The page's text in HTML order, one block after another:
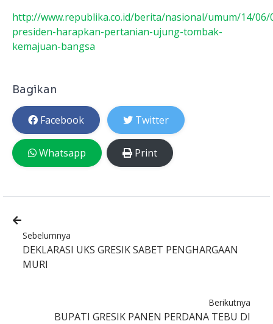
http://www.republika.co.id/berita/nasional/umum/14/06/
presiden-harapkan-pertanian-ujung-tombak-
kemajuan-bangsa
Bagikan
Facebook Twitter
Whatsapp Print
Sebelumnya
DEKLARASI UKS GRESIK SABET PENGHARGAAN
MURI
Berikutnya
BUPATI GRESIK PANEN PERDANA TEBU DI